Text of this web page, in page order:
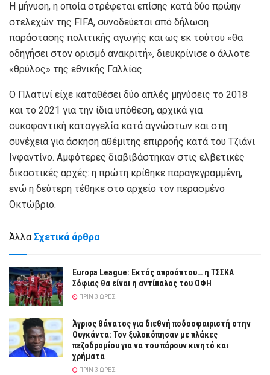
Η μήνυση, η οποία στρέφεται επίσης κατά δύο πρώην
στελεχών της FIFA, συνοδεύεται από δήλωση
παράστασης πολιτικής αγωγής και ως εκ τούτου «θα
οδηγήσει στον ορισμό ανακριτή», διευκρίνισε ο άλλοτε
«θρύλος» της εθνικής Γαλλίας.
Ο Πλατινί είχε καταθέσει δύο απλές μηνύσεις το 2018
και το 2021 για την ίδια υπόθεση, αρχικά για
συκοφαντική καταγγελία κατά αγνώστων και στη
συνέχεια για άσκηση αθέμιτης επιρροής κατά του Τζιάνι
Ινφαντίνο. Αμφότερες διαβιβάστηκαν στις ελβετικές
δικαστικές αρχές: η πρώτη κρίθηκε παραγεγραμμένη,
ενώ η δεύτερη τέθηκε στο αρχείο τον περασμένο
Οκτώβριο.
Άλλα Σχετικά άρθρα
Europa League: Εκτός απροόπτου… η ΤΣΣΚΑ
Σόφιας θα είναι η αντίπαλος του ΟΦΗ
ΠΡΙΝ 3 ΏΡΕΣ
Άγριος θάνατος για διεθνή ποδοσφαιριστή στην
Ουγκάντα: Τον ξυλοκόπησαν με πλάκες
πεζοδρομίου για να του πάρουν κινητό και
χρήματα
ΠΡΙΝ 3 ΏΡΕΣ